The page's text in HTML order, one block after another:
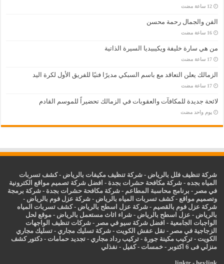
‏12 ساعة مضت
الفن والجمال رحمة محسن
‏16 ساعة مضت
من هي سارة خليفة ويكيبيديا السيرة الذاتية
‏17 ساعة مضت
الزمالك يعلن التعاقد مع باسم السبكي مديرًا فنيًا للفريق الأول لكرة اليد
‏17 ساعة مضت
لائحة جديدة للمكافآت والعقوبات في الزمالك تحضيراً للموسم القادم
‏يوم واحد مضت
شركة تنظيف فلل بالرياض -شركة تنظيف مكيفات بالرياض -كشف تسربات
المياه بجده -شركة مكافحة حشرات بجدة - افضل شركة تصميم مواقع الكترونية
في مصر - برنامج محاسبة المطاعم -شركة مكافحة حشرات بجدة -شركة برمجة
وتصميم مواقع -كشف تسربات المياه بالرياض -شركة عزل فوم بالرياض -
شركة عزل فوم بالقصيم -شركة عزل اسطح بالرياض -كشف تسربات المياه
بالرياض - عزل اسطح بالرياض -شراء اثاث مستعمل بالرياض - موقع لحل
الواجبات الجامعية - افضل شركة سيو في مصر -شركات تنظيف الواجهات
الزجاجية في مصر - نقل عفش الكويت -شركة تسليك مجاري -تسليك مجاري
الكويت -تركيب مكينة جورة -تركيب رداد مجاري -تجديد حمامات -دكتور كشف
منزلي فى 6 اكتوبر
-خمسات -كفيل - نفذلي